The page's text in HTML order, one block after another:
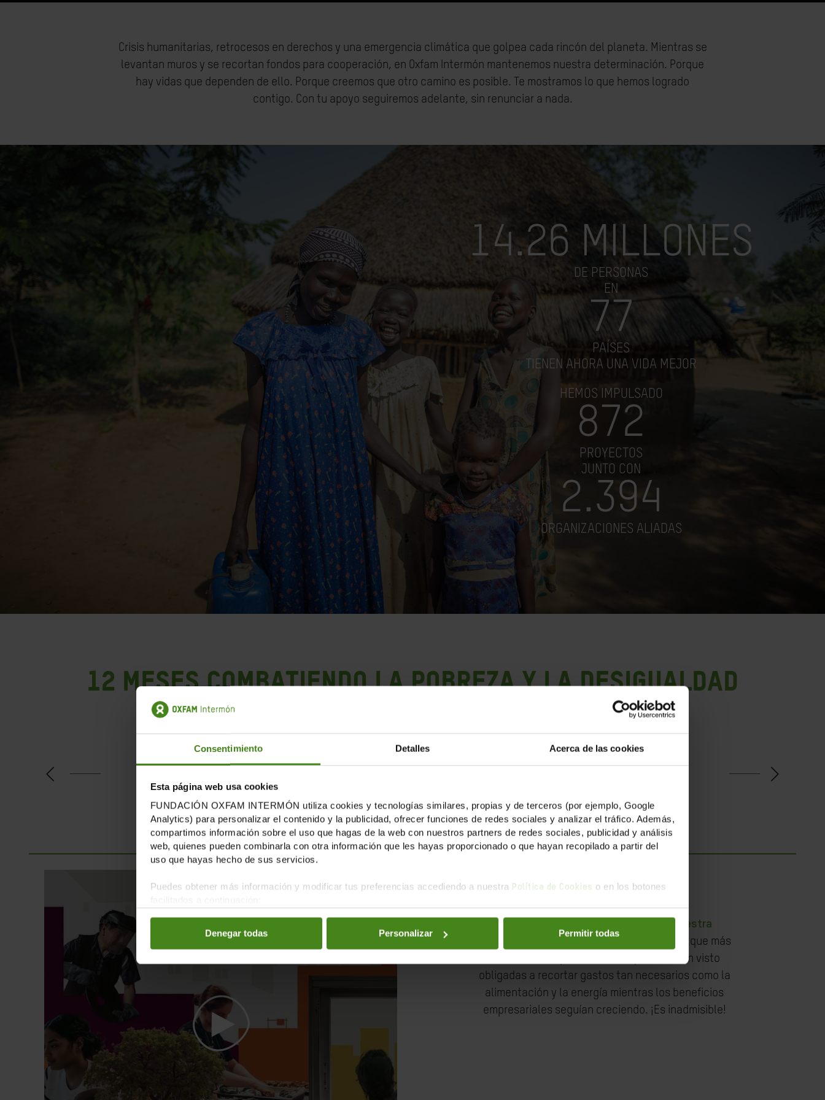
Consentimiento Detalles Acerca de las cookies
Esta página web usa cookies
FUNDACIÓN OXFAM INTERMÓN utiliza cookies y tecnologías similares, propias y de terceros (por ejemplo, Google
Analytics) para personalizar el contenido y la publicidad, ofrecer funciones de redes sociales y analizar el tráfico. Además,
compartimos información sobre el uso que hagas de la web con nuestros partners de redes sociales, publicidad y análisis
web, quienes pueden combinarla con otra información que les hayas proporcionado o que hayan recopilado a partir del
uso que hayas hecho de sus servicios.
Puedes obtener más información y modificar tus preferencias accediendo a nuestra Política de Cookies o en los botones
Denegar todas Personalizar Permitir todas
Crisis humanitarias, retrocesos en derechos y una emergencia climática que golpea cada rincón del planeta. Mientras se
levantan muros y se recortan fondos para cooperación, en Oxfam Intermón mantenemos nuestra determinación. Porque
hay vidas que dependen de ello. Porque creemos que otro camino es posible. Te mostramos lo que hemos logrado
contigo. Con tu apoyo seguiremos adelante, sin renunciar a nada.
14.26 MILLONES
DE PERSONAS
EN
77
PAÍSES
TIENEN AHORA UNA VIDA MEJOR
HEMOS IMPULSADO
872
PROYECTOS
JUNTO CON
2.394
ORGANIZACIONES ALIADAS
12 MESES combatiendo la pobreza y la desigualdad
Te presentamos una muestra de lo que hemos hecho durante el último año gracias a tu apoyo.
Denunciamos la desigualdad en
España
nuestra
. Denunciamos que más
de la mitad de personas en España se han visto
obligadas a recortar gastos tan necesarios como la
alimentación y la energía mientras los beneficios
empresariales seguían creciendo. ¡Es inadmisible!